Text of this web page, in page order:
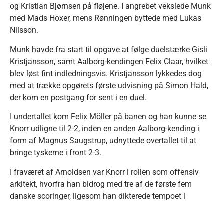
og Kristian Bjørnsen på fløjene. I angrebet vekslede Munk
med Mads Hoxer, mens Rønningen byttede med Lukas
Nilsson.
Munk havde fra start til opgave at følge duelstærke Gisli
Kristjansson, samt Aalborg-kendingen Felix Claar, hvilket
blev løst fint indledningsvis. Kristjansson lykkedes dog
med at trække opgørets første udvisning på Simon Hald,
der kom en postgang for sent i en duel.
I undertallet kom Felix Möller på banen og han kunne se
Knorr udligne til 2-2, inden en anden Aalborg-kending i
form af Magnus Saugstrup, udnyttede overtallet til at
bringe tyskerne i front 2-3.
I fraværet af Arnoldsen var Knorr i rollen som offensiv
arkitekt, hvorfra han bidrog med tre af de første fem
danske scoringer, ligesom han dikterede tempoet i